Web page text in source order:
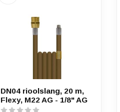
DN04 rioolslang, 20 m,
Flexy, M22 AG - 1/8" AG